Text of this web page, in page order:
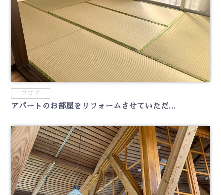
ブログ
アパートのお部屋をリフォームさせていただ...